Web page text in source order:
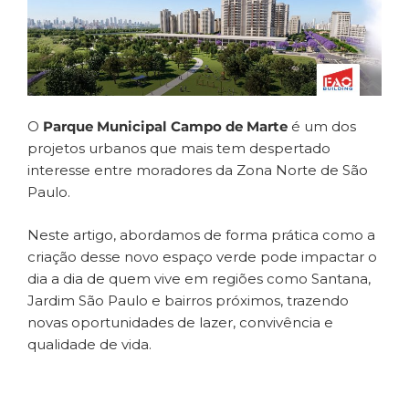
O Parque Municipal Campo de Marte é um dos
projetos urbanos que mais tem despertado
interesse entre moradores da Zona Norte de São
Paulo.
Neste artigo, abordamos de forma prática como a
criação desse novo espaço verde pode impactar o
dia a dia de quem vive em regiões como Santana,
Jardim São Paulo e bairros próximos, trazendo
novas oportunidades de lazer, convivência e
qualidade de vida.